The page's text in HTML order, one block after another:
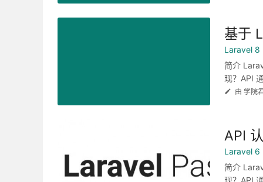
基于
Laravel 8
简介
现？API
由 学院
API
Laravel 6
简介
现？API